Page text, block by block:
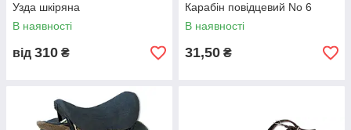
Узда шкіряна
В наявності
від 310 ₴
Карабін повідцевий No 6
В наявності
31,50 ₴